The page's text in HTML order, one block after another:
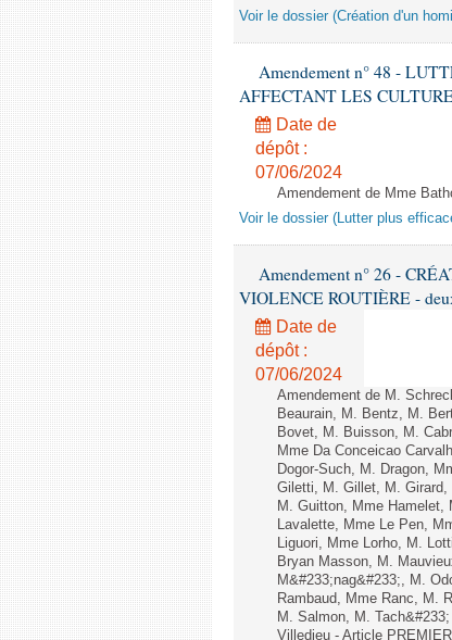
Voir le dossier (Création d'un
Amendement n° 48 -
AFFECTANT LES
Date de
dépôt :
07/06/2024
Amendement de Mme
Voir le dossier (Lutter plus
Amendement n° 26 -
VIOLENCE ROUTIÈRE -
Date de
dépôt :
07/06/2024
Amendement de M.
Beaurain, M. Bentz, M.
Bovet, M. Buisson, M.
Mme Da Conceicao
Dogor-Such, M. Dragon,
Giletti, M. Gillet, M. Girard,
M. Guitton, Mme
Lavalette, Mme Le Pen,
Liguori, Mme Lorho, M.
Bryan Masson, M.
M&#233;nag&#233;, M.
Rambaud, Mme Ranc, M.
M. Salmon, M.
Villedieu - Article